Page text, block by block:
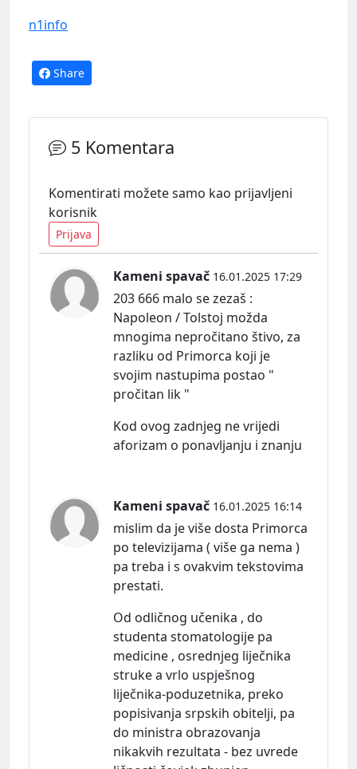
n1info
Share
5 Komentara
Komentirati možete samo kao prijavljeni
korisnik
Prijava
Kameni spavač 16.01.2025 17:29
203 666 malo se zezaš :
Napoleon / Tolstoj možda
mnogima nepročitano štivo, za
razliku od Primorca koji je
svojim nastupima postao "
pročitan lik "
Kod ovog zadnjeg ne vrijedi
aforizam o ponavljanju i znanju
Kameni spavač 16.01.2025 16:14
mislim da je više dosta Primorca
po televizijama ( više ga nema )
pa treba i s ovakvim tekstovima
prestati.
Od odličnog učenika , do
studenta stomatologije pa
medicine , osrednjeg liječnika
struke a vrlo uspješnog
liječnika-poduzetnika, preko
popisivanja srpskih obitelji, pa
do ministra obrazovanja
nikakvih rezultata - bez uvrede